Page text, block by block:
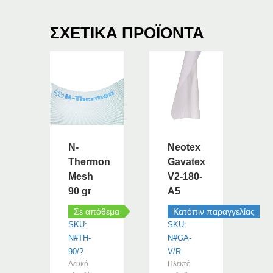
ΣΧΕΤΙΚΆ ΠΡΟΪΌΝΤΑ
N-
Thermon
Mesh
90 gr
Σε απόθεμα
SKU:
N#TH-
90/?
Λευκό
Neotex
Gavatex
V2-180-
A5
Κατόπιν παραγγελίας
SKU:
N#GA-
V/R
Πλεκτό